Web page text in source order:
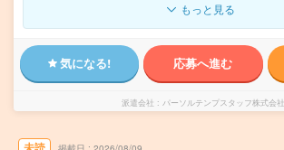
もっと見る
気になる! 応募へ進む
派遣会社 パーソルテンプスタッフ株式会社